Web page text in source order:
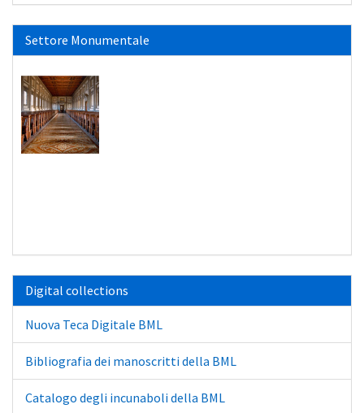
Settore Monumentale
Digital collections
Nuova Teca Digitale BML
Bibliografia dei manoscritti della BML
Catalogo degli incunaboli della BML